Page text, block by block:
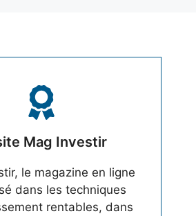
Mag Investir
le magazine en ligne
dans les techniques
rentables, dans